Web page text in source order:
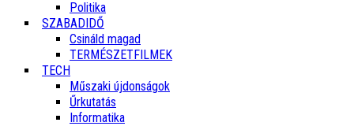
Politika
SZABADIDŐ
Csináld magad
TERMÉSZETFILMEK
TECH
Műszaki újdonságok
Űrkutatás
Informatika